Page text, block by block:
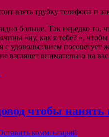
взять трубку телефона и
больше. Так нередко то,
«ну, как я тебе? », чтобы
с удовольствием
взглянет внимательно на
чтобы нанять
комментарий